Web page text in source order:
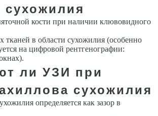
кости при наличии клювовидного
тканей в области сухожилия (особенно
на цифровой рентгенографии:
ли УЗИ при
сухожилия
определяется как зазор в